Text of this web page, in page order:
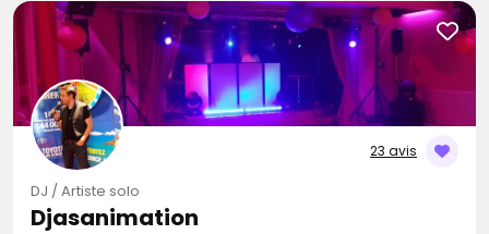
23 avis
DJ / Artiste solo
Djasanimation